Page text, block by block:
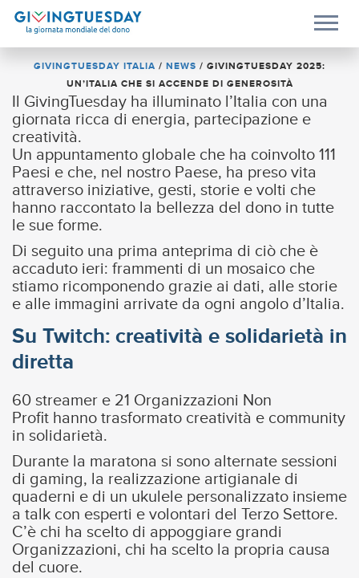
GIVINGTUESDAY ITALIA / NEWS / GIVINGTUESDAY 2025:
UN’ITALIA CHE SI ACCENDE DI GENEROSITÀ
Il GivingTuesday ha illuminato l’Italia con una
giornata ricca di energia, partecipazione e
creatività.
Un appuntamento globale che ha coinvolto 111
Paesi e che, nel nostro Paese, ha preso vita
attraverso iniziative, gesti, storie e volti che
hanno raccontato la bellezza del dono in tutte
le sue forme.
Di seguito una prima anteprima di ciò che è
accaduto ieri: frammenti di un mosaico che
stiamo ricomponendo grazie ai dati, alle storie
e alle immagini arrivate da ogni angolo d’Italia.
Su Twitch: creatività e solidarietà in
diretta
60 streamer e 21 Organizzazioni Non
Profit hanno trasformato creatività e community
in solidarietà.
Durante la maratona si sono alternate sessioni
di gaming, la realizzazione artigianale di
quaderni e di un ukulele personalizzato insieme
a talk con esperti e volontari del Terzo Settore.
C’è chi ha scelto di appoggiare grandi
Organizzazioni, chi ha scelto la propria causa
del cuore.